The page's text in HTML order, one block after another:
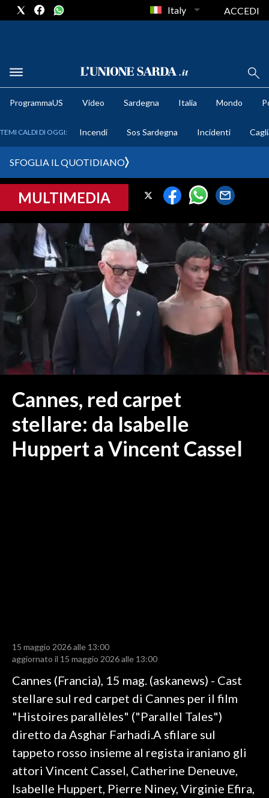
METEO
CRONACA SARDEGNA
PROVINCIA DI CAGLIARI
SULCIS IGLESIENTE
MEDIO CAMPIDANO
ORISTANO E PROVINCIA
SASSARI E PROVINCIA
NUORO E PROVINCIA
OGLIASTRA
ITALIA
MONDO
RISULTATI E CLASSIFICHE
CALCIO REGIONALE
BASKET
VOLLEY
MOTORI
TENNIS
ALTRI SPORT
Italy ACCEDI
ProgrammaUS Video Sardegna Italia Mondo
TEMI CALDI DI OGGI: Incendi Sos Sardegna Incidenti
SFOGLIA IL QUOTIDIANO
MULTIMEDIA
Cannes, red carpet
stellare: da Isabelle
Huppert a Vincent Cassel
15 maggio 2026 alle 13:00
aggiornato il 15 maggio 2026 alle 13:00
Cannes (Francia), 15 mag. (askanews) - Cast
stellare sul red carpet di Cannes per il film
"Histoires parallèles" ("Parallel Tales")
diretto da Asghar Farhadi.A sfilare sul
tappeto rosso insieme al regista iraniano gli
attori Vincent Cassel, Catherine Deneuve,
Isabelle Huppert, Pierre Niney, Virginie Efira,